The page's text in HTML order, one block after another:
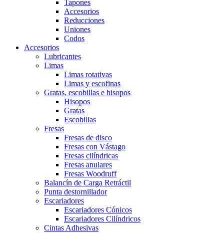
Tapones
Accesorios
Reducciones
Uniones
Codos
Accesorios
Lubricantes
Limas
Limas rotativas
Limas y escofinas
Gratas, escobillas e hisopos
Hisopos
Gratas
Escobillas
Fresas
Fresas de disco
Fresas con Vástago
Fresas cilíndricas
Fresas anulares
Fresas Woodruff
Balancín de Carga Retráctil
Punta destornillador
Escariadores
Escariadores Cónicos
Escariadores Cilíndricos
Cintas Adhesivas